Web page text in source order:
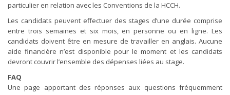
particulier en relation avec les Conventions de la HCCH.
Les candidats peuvent effectuer des stages d’une durée comprise
entre trois semaines et six mois, en personne ou en ligne. Les
candidats doivent être en mesure de travailler en anglais. Aucune
aide financière n’est disponible pour le moment et les candidats
devront couvrir l’ensemble des dépenses liées au stage.
FAQ
Une page apportant des réponses aux questions fréquemment